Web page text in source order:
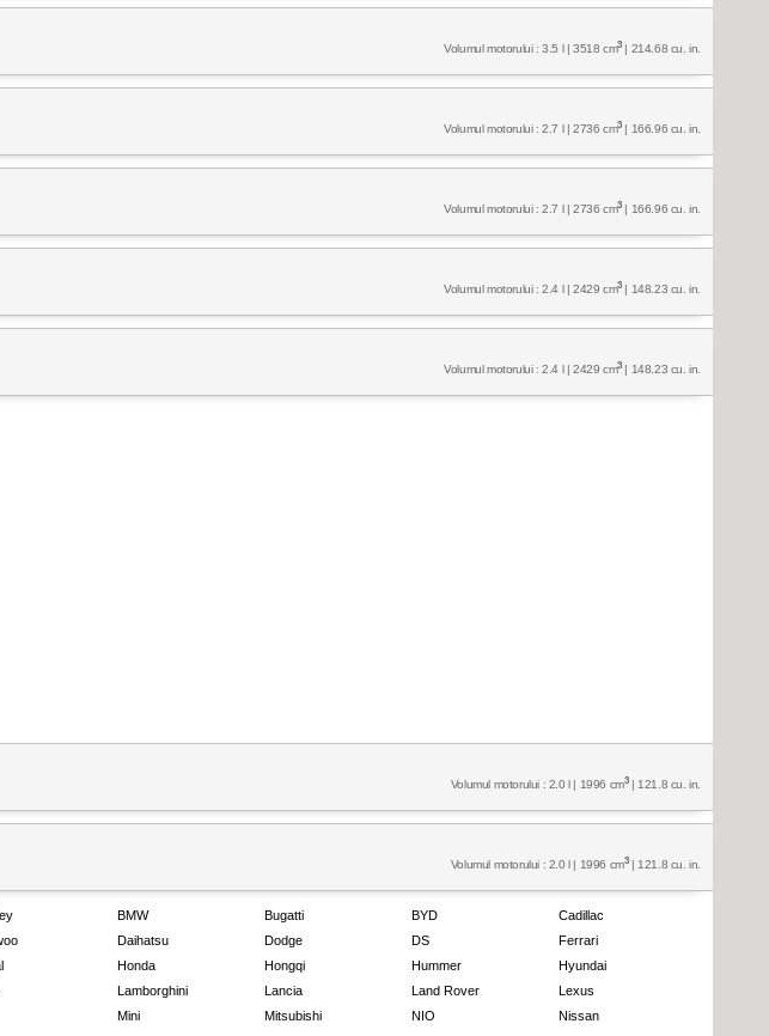
Volumul motorului : 3.5 l | 3518 cm3| 214.68 cu. in.
Volumul motorului : 2.7 l | 2736 cm3| 166.96 cu. in.
Volumul motorului : 2.7 l | 2736 cm3| 166.96 cu. in.
Volumul motorului : 2.4 l | 2429 cm3| 148.23 cu. in.
Volumul motorului : 2.4 l | 2429 cm3| 148.23 cu. in.
Volumul motorului : 2.0 l | 1996 cm3| 121.8 cu. in.
Volumul motorului : 2.0 l | 1996 cm3| 121.8 cu. in.
BMW Bugatti BYD
Cadillac
Daihatsu Dodge DS
Ferrari
Honda Hongqi Hummer
Hyundai
Lamborghini Lancia Land Rover
Lexus
Mini Mitsubishi NIO
Nissan